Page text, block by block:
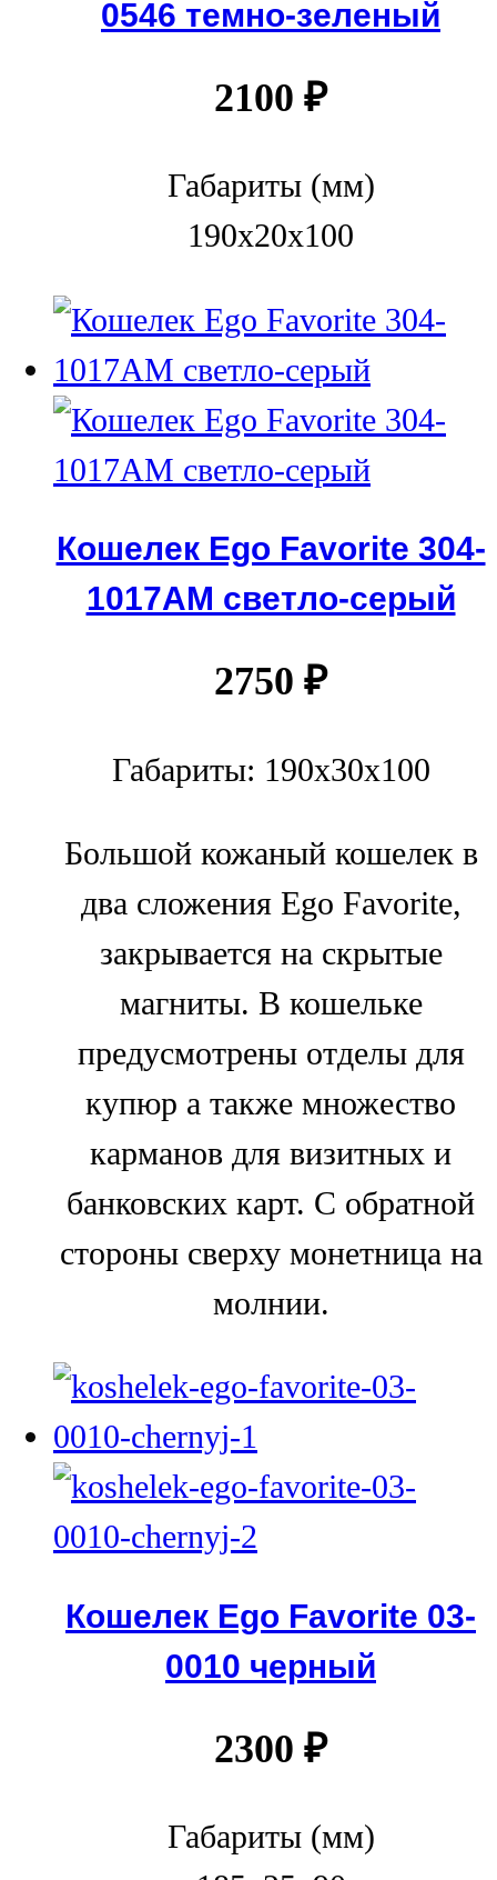
0546 темно-зеленый
2100 ₽
Габариты (мм)
190x20x100
Кошелек Ego Favorite 304-
1017АМ светло-серый
2750 ₽
Габариты: 190x30x100
Большой кожаный кошелек в
два сложения Ego Favorite,
закрывается на скрытые
магниты. В кошельке
предусмотрены отделы для
купюр а также множество
карманов для визитных и
банковских карт. С обратной
стороны сверху монетница на
молнии.
Кошелек Ego Favorite 03-
0010 черный
2300 ₽
Габариты (мм)